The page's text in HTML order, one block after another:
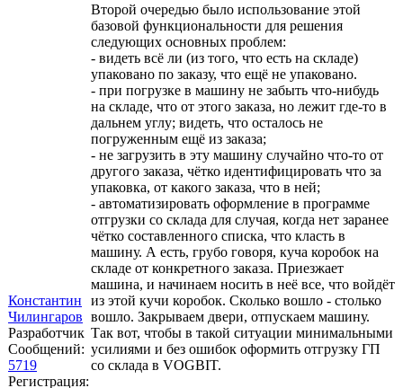
Константин
Чилингаров
Разработчик
Сообщений:
5719
Регистрация:
Второй очередью было использование этой
базовой функциональности для решения
следующих основных проблем:
- видеть всё ли (из того, что есть на складе)
упаковано по заказу, что ещё не упаковано.
- при погрузке в машину не забыть что-нибудь
на складе, что от этого заказа, но лежит где-то в
дальнем углу; видеть, что осталось не
погруженным ещё из заказа;
- не загрузить в эту машину случайно что-то от
другого заказа, чётко идентифицировать что за
упаковка, от какого заказа, что в ней;
- автоматизировать оформление в программе
отгрузки со склада для случая, когда нет заранее
чётко составленного списка, что класть в
машину. А есть, грубо говоря, куча коробок на
складе от конкретного заказа. Приезжает
машина, и начинаем носить в неё все, что войдёт
из этой кучи коробок. Сколько вошло - столько
вошло. Закрываем двери, отпускаем машину.
Так вот, чтобы в такой ситуации минимальными
усилиями и без ошибок оформить отгрузку ГП
со склада в VOGBIT.